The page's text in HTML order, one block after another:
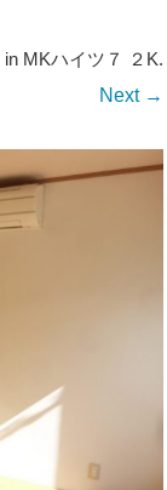
in MKハイツ７ ２K.
Next →